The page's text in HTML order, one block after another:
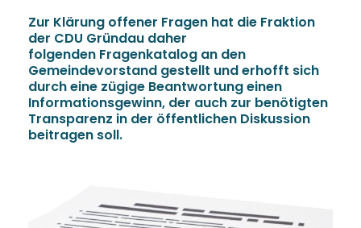
Zur Klärung offener Fragen hat die Fraktion
der CDU Gründau daher
folgenden Fragenkatalog an den
Gemeindevorstand gestellt und erhofft sich
durch eine zügige Beantwortung einen
Informationsgewinn, der auch zur benötigten
Transparenz in der öffentlichen Diskussion
beitragen soll.